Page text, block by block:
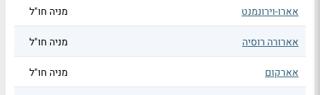
אארו-וירונמנט מניה חו"ל
אארורה רוסיה מניה חו"ל
אארקום מניה חו"ל